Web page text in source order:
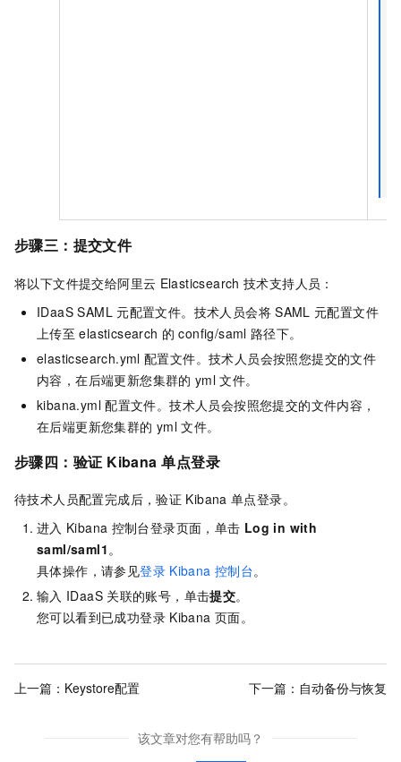
步骤三：提交文件
将以下文件提交给阿里云 Elasticsearch 技术支持人员：
IDaaS SAML 元配置文件。技术人员会将 SAML 元配置文件
上传至 elasticsearch 的 config/saml 路径下。
elasticsearch.yml 配置文件。技术人员会按照您提交的文件
内容，在后端更新您集群的 yml 文件。
kibana.yml 配置文件。技术人员会按照您提交的文件内容，
在后端更新您集群的 yml 文件。
步骤四：验证 Kibana 单点登录
待技术人员配置完成后，验证 Kibana 单点登录。
进入 Kibana 控制台登录页面，单击 Log in with
saml/saml1。
具体操作，请参见登录 Kibana 控制台。
输入 IDaaS 关联的账号，单击提交。
您可以看到已成功登录 Kibana 页面。
上一篇： Keystore配置 下一篇： 自动备份与恢复
该文章对您有帮助吗？